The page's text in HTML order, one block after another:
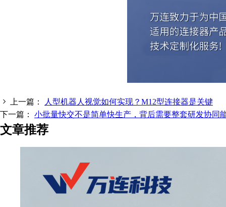
上一篇：
人型机器人视觉如何实现？M12型连接器是关键
下一篇： 小批量快交不是简单快生产，背后需要整套研发协同
文章推荐